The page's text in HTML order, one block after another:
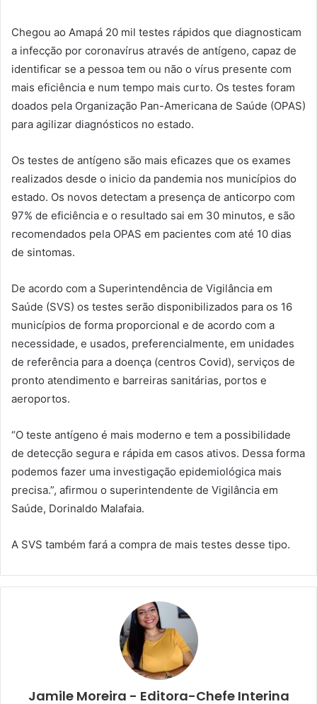
Chegou ao Amapá 20 mil testes rápidos que diagnosticam
a infecção por coronavírus através de antígeno, capaz de
identificar se a pessoa tem ou não o vírus presente com
mais eficiência e num tempo mais curto. Os testes foram
doados pela Organização Pan-Americana de Saúde (OPAS)
para agilizar diagnósticos no estado.
Os testes de antígeno são mais eficazes que os exames
realizados desde o inicio da pandemia nos municípios do
estado. Os novos detectam a presença de anticorpo com
97% de eficiência e o resultado sai em 30 minutos, e são
recomendados pela OPAS em pacientes com até 10 dias
de sintomas.
De acordo com a Superintendência de Vigilância em
Saúde (SVS) os testes serão disponibilizados para os 16
municípios de forma proporcional e de acordo com a
necessidade, e usados, preferencialmente, em unidades
de referência para a doença (centros Covid), serviços de
pronto atendimento e barreiras sanitárias, portos e
aeroportos.
“O teste antígeno é mais moderno e tem a possibilidade
de detecção segura e rápida em casos ativos. Dessa forma
podemos fazer uma investigação epidemiológica mais
precisa.”, afirmou o superintendente de Vigilância em
Saúde, Dorinaldo Malafaia.
A SVS também fará a compra de mais testes desse tipo.
Jamile Moreira - Editora-Chefe Interina